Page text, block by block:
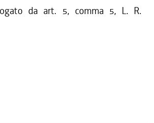
da art. 5, comma 5, L. R.